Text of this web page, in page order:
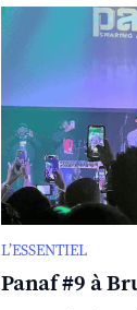
L’ESSENTIEL
Panaf #9 à